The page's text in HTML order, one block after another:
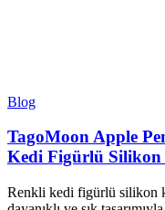
Blog
TagoMoon Apple
Kedi Figürlü
Renkli kedi figürlü silikon